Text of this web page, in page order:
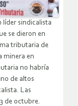
líder sindicalista
se dieron en
tributaria de
minera en
no habría
de altos
Las
de octubre.